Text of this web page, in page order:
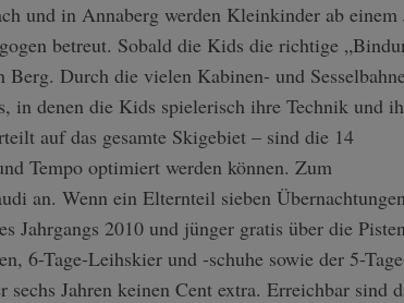
und in Annaberg werden Kleinkinder ab einem
betreut. Sobald die Kids die richtige
Berg. Durch die vielen Kabinen- und
in denen die Kids spielerisch ihre Technik und
auf das gesamte Skigebiet – sind die 14
Tempo optimiert werden können. Zum
an. Wenn ein Elternteil sieben
Jahrgangs 2010 und jünger gratis über die
6-Tage-Leihskier und -schuhe sowie der 5-
Jahren keinen Cent extra. Erreichbar sind